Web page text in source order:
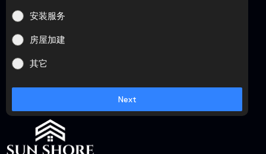
安装服务
房屋加建
其它
Next